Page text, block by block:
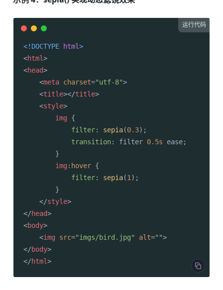
运行代码
<!DOCTYPE html>
<html>
<head>
<meta charset="utf-8">
<title></title>
<style>
img {
filter: sepia(0.3);
transition: filter 0.5s ease;
        }
img:hover {
filter: sepia(1 );
        }
</style>
</head>
<body>
<img src="imgs/bird.jpg" alt="">
</body>
</html>